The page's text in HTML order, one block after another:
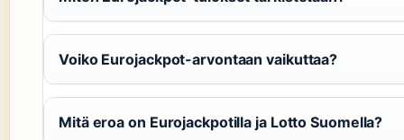
Voiko Eurojackpot-arvontaan vaikuttaa?
Mitä eroa on Eurojackpotilla ja Lotto Suomella?